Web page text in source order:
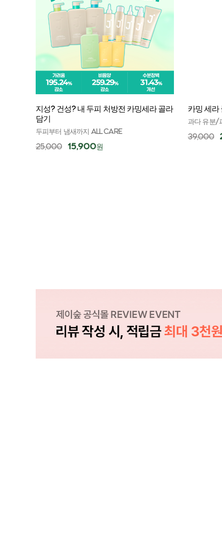
지성? 건성? 내 두피 처방전 카밍세라 골라
담기
두피부터 냄새까지 ALL CARE
25,000 15,900원
카밍 세
과다 유분/
39,000